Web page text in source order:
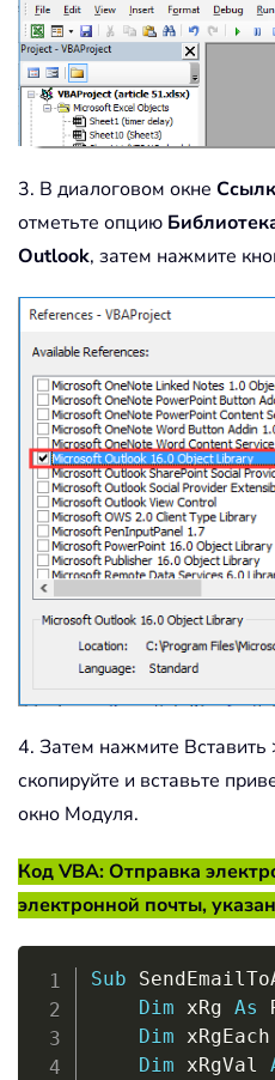
3. В диалоговом окне
отметьте опцию
Outlook, затем нажмите
4. Затем нажмите Вставить
скопируйте и вставьте
окно Модуля.
Код VBA: Отправка
электронной почты,
Sub
Dim xRg As
Dim xRgEach
Dim xRgVal